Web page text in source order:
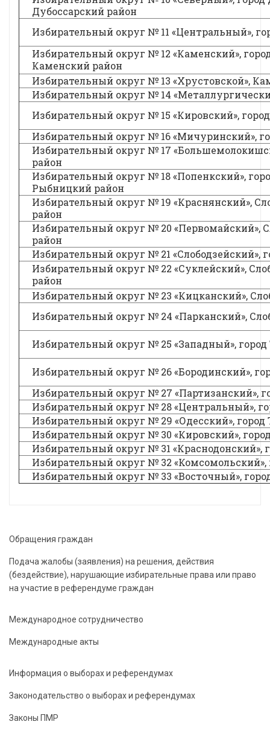
Дубоссарский район
Избирательный округ № 11 «Центральный»,
Избирательный округ № 12 «Каменский»,
Каменский район
Избирательный округ № 13 «Хрустовской»,
Избирательный округ № 14
Избирательный округ № 15 «Кировский»,
Избирательный округ № 16 «Мичуринский»,
Избирательный округ № 17
район
Избирательный округ № 18 «Попенкский»,
Рыбницкий район
Избирательный округ № 19 «Краснянский»,
район
Избирательный округ № 20 «Первомайский»,
район
Избирательный округ № 21 «Слободзейский»,
Избирательный округ № 22 «Суклейский»,
район
Избирательный округ № 23 «Кицканский»,
Избирательный округ № 24 «Парканский»,
Избирательный округ № 25 «Западный», город
Избирательный округ № 26 «Бородинский»,
Избирательный округ № 27 «Партизанский»,
Избирательный округ № 28 «Центральный»,
Избирательный округ № 29 «Одесский», город
Избирательный округ № 30 «Кировский»,
Избирательный округ № 31 «Краснодонский»,
Избирательный округ № 32 «Комсомольский»,
Избирательный округ № 33 «Восточный»,
Обращения граждан
Подача жалобы (заявления) на решения, действия
(бездействие), нарушающие избирательные права или право
на участие в референдуме граждан
Международное сотрудничество
Международные акты
Информация о выборах и референдумах
Законодательство о выборах и референдумах
Законы ПМР